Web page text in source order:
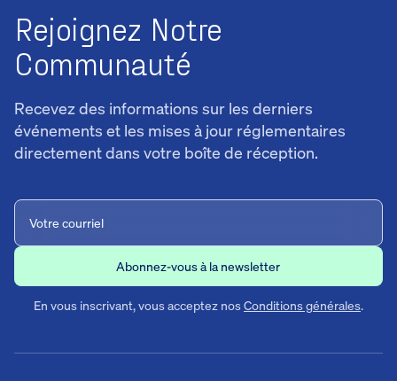
Rejoignez Notre
Communauté
Recevez des informations sur les derniers
événements et les mises à jour réglementaires
directement dans votre boîte de réception.
En vous inscrivant, vous acceptez nosConditions générales.